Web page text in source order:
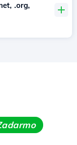
.org,